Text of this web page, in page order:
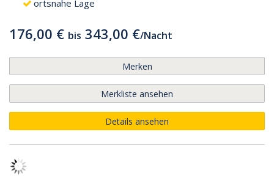
ortsnahe Lage
176,00 € bis 343,00 €/Nacht
Merken
Merkliste ansehen
Details ansehen